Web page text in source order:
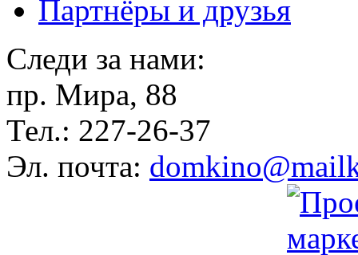
Партнёры и друзья
Следи за нами:
пр. Мира, 88
Тел.: 227-26-37
Эл. почта: